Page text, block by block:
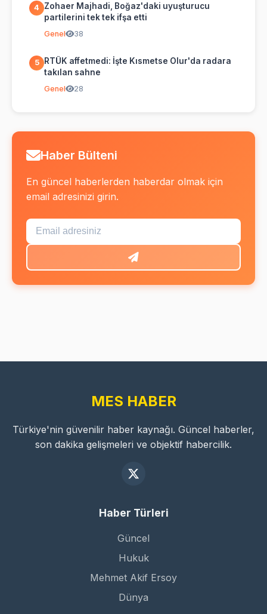
4
Zohaer Majhadi, Boğaz'daki uyuşturucu
partilerini tek tek ifşa etti
Genel 38
5
RTÜK affetmedi: İşte Kısmetse Olur'da radara
takılan sahne
Genel 28
Haber Bülteni
En güncel haberlerden haberdar olmak için
email adresinizi girin.
MES HABER
Türkiye'nin güvenilir haber kaynağı. Güncel haberler,
son dakika gelişmeleri ve objektif habercilik.
Haber Türleri
Güncel
Hukuk
Mehmet Akif Ersoy
Dünya